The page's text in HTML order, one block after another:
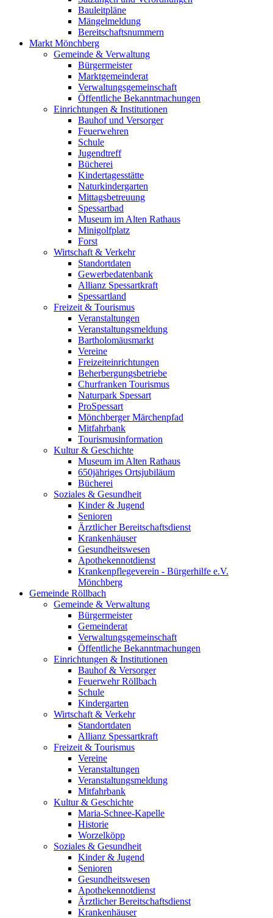
Bauleitpläne
Mängelmeldung
Bereitschaftsnummern
Markt Mönchberg
Gemeinde & Verwaltung
Bürgermeister
Marktgemeinderat
Verwaltungsgemeinschaft
Öffentliche Bekanntmachungen
Einrichtungen & Institutionen
Bauhof und Versorger
Feuerwehren
Schule
Jugendtreff
Bücherei
Kindertagesstätte
Naturkindergarten
Mittagsbetreuung
Spessartbad
Museum im Alten Rathaus
Minigolfplatz
Forst
Wirtschaft & Verkehr
Standortdaten
Gewerbedatenbank
Allianz Spessartkraft
Spessartland
Freizeit & Tourismus
Veranstaltungen
Veranstaltungsmeldung
Bartholomäusmarkt
Vereine
Freizeiteinrichtungen
Beherbergungsbetriebe
Churfranken Tourismus
Naturpark Spessart
ProSpessart
Mönchberger Märchenpfad
Mitfahrbank
Tourismusinformation
Kultur & Geschichte
Museum im Alten Rathaus
650jähriges Ortsjubiläum
Bücherei
Soziales & Gesundheit
Kinder & Jugend
Senioren
Ärztlicher Bereitschaftsdienst
Krankenhäuser
Gesundheitswesen
Apothekennotdienst
Krankenpflegeverein - Bürgerhilfe e.V.
Mönchberg
Gemeinde Röllbach
Gemeinde & Verwaltung
Bürgermeister
Gemeinderat
Verwaltungsgemeinschaft
Öffentliche Bekanntmachungen
Einrichtungen & Institutionen
Bauhof & Versorger
Feuerwehr Röllbach
Schule
Kindergarten
Wirtschaft & Verkehr
Standortdaten
Allianz Spessartkraft
Freizeit & Tourismus
Vereine
Veranstaltungen
Veranstaltungsmeldung
Mitfahrbank
Kultur & Geschichte
Maria-Schnee-Kapelle
Historie
Worzelköpp
Soziales & Gesundheit
Kinder & Jugend
Senioren
Gesundheitswesen
Apothekennotdienst
Ärztlicher Bereitschaftsdienst
Krankenhäuser